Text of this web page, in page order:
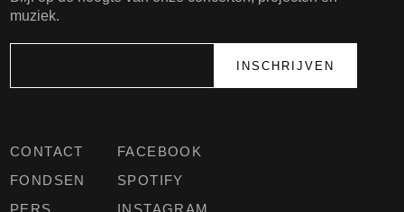
CONTACT
FONDSEN
PERS
FACEBOOK
SPOTIFY
INSTAGRAM
muziek.